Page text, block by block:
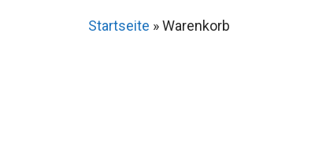
Startseite »Warenkorb